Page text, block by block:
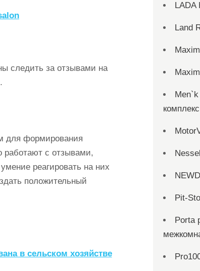
следить за отзывами на
для формирования
работают с отзывами,
реагировать на них
положительный
в сельском хозяйстве
LADA
Land
комплекс
Pit-
Porta